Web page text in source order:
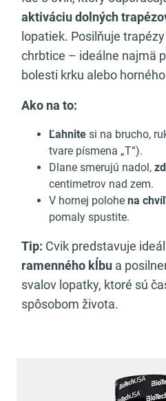
aktiváciu dolných
lopatiek. Posilňuje
chrbtice – ideálne najmä
bolesti krku alebo
Ako na to:
Ľahnite si na brucho,
tvare písmena „T“).
Dlane smerujú nadol,
centimetrov nad zem.
V hornej polohe na
pomaly spustite.
Tip: Cvik predstavuje
ramenného kĺbu a
svalov lopatky, ktoré sú
spôsobom života.